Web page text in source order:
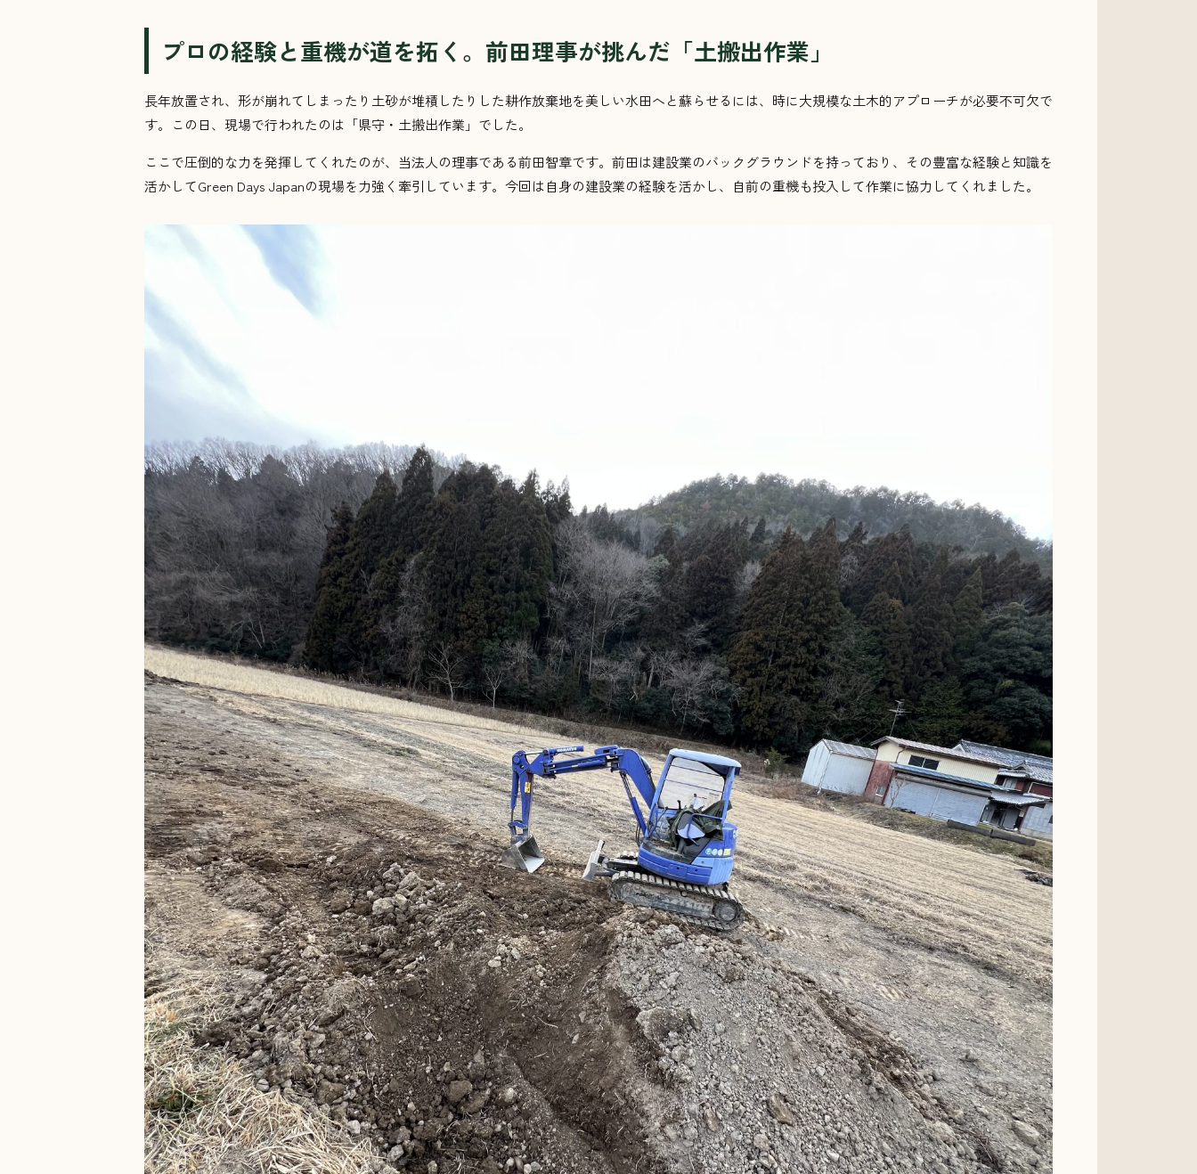
プロの経験と重機が道を拓く。前田理事が挑んだ「土搬出作業」
長年放置され、形が崩れてしまったり土砂が堆積したりした耕作放棄地を美しい水田へと蘇らせるには、時に大規模な土木的アプローチが必要不可欠で
す。この日、現場で行われたのは「県守・土搬出作業」でした。
ここで圧倒的な力を発揮してくれたのが、当法人の理事である前田智章です。前田は建設業のバックグラウンドを持っており、その豊富な経験と知識を
活かしてGreen Days Japanの現場を力強く牽引しています。今回は自身の建設業の経験を活かし、自前の重機も投入して作業に協力してくれました。